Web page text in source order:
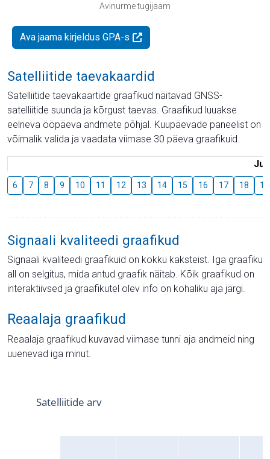
Avinurme tugijaam
Ava jaama kirjeldus GPA-s
Satelliitide taevakaardid
Satelliitide taevakaartide graafikud näitavad GNSS-
satelliitide suunda ja kõrgust taevas. Graafikud luuakse
eelneva ööpäeva andmete põhjal. Kuupäevade paneelist on
võimalik valida ja vaadata viimase 30 päeva graafikuid.
6 7 8 9 10 11 12 13 14 15 16 17 18 19
Signaali kvaliteedi graafikud
Signaali kvaliteedi graafikuid on kokku kaksteist. Iga graafiku
all on selgitus, mida antud graafik näitab. Kõik graafikud on
interaktiivsed ja graafikutel olev info on kohaliku aja järgi.
Reaalaja graafikud
Reaalaja graafikud kuvavad viimase tunni aja andmeid ning
uuenevad iga minut.